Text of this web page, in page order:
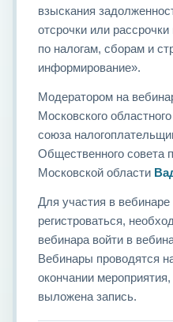
взыскания
отсрочки или
по налогам, сборам и
информирование».
Модератором на
Московского
союза
Общественного совета
Московской области
Для участия в
регистроваться,
вебинара войти в
Вебинары проводятся
окончании
выложена запись.